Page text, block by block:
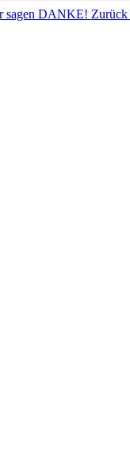
sagen DANKE! Zurück